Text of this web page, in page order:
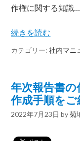
作権に関する知識…
続きを読む
カテゴリー:社内マニ
年次報告書
作成手順をご
2022年7月23日 by菊